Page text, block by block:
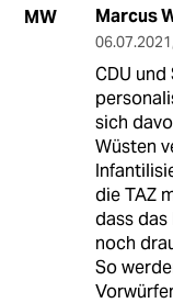
MW Marcus
06.07.2021,
CDU und
sich
Wüsten
die TAZ
dass
noch
So